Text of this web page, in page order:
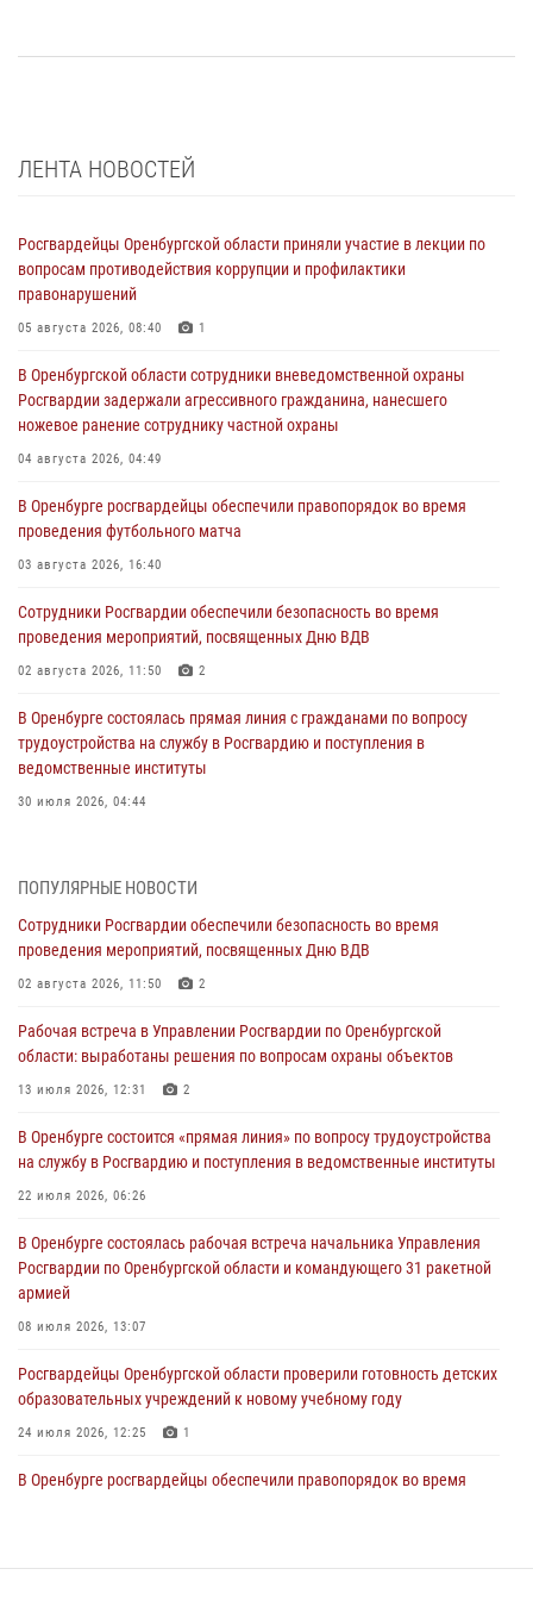
ЛЕНТА НОВОСТЕЙ
Росгвардейцы Оренбургской области приняли участие в лекции по
вопросам противодействия коррупции и профилактики
правонарушений
05 августа 2026, 08:40 1
В Оренбургской области сотрудники вневедомственной охраны
Росгвардии задержали агрессивного гражданина, нанесшего
ножевое ранение сотруднику частной охраны
04 августа 2026, 04:49
В Оренбурге росгвардейцы обеспечили правопорядок во время
проведения футбольного матча
03 августа 2026, 16:40
Сотрудники Росгвардии обеспечили безопасность во время
проведения мероприятий, посвященных Дню ВДВ
02 августа 2026, 11:50 2
В Оренбурге состоялась прямая линия с гражданами по вопросу
трудоустройства на службу в Росгвардию и поступления в
ведомственные институты
30 июля 2026, 04:44
28 июля 2026, 09:41 1
Росгвардейцы обеспечили правопорядок на праздновании Дня
ВМФ в Оренбурге
27 июля 2026, 14:36 2
Росгвардейцы предотвратили трагедию: спасен мужчина в тяжелой
жизненной ситуации (ВИДЕО)
26 июля 2026, 14:45 1
Росгвардейцы Оренбургской области проверили готовность детских
образовательных учреждений к новому учебному году
24 июля 2026, 12:25
При силовой поддержке ОМОН «Кобра» Росгвардии в Оренбурге
проведён рейд по строительным объектам
23 июля 2026, 10:47
ПОПУЛЯРНЫЕ НОВОСТИ
Сотрудники Росгвардии обеспечили безопасность во время
проведения мероприятий, посвященных Дню ВДВ
02 августа 2026, 11:50 2
Рабочая встреча в Управлении Росгвардии по Оренбургской
области: выработаны решения по вопросам охраны объектов
13 июля 2026, 12:31 2
В Оренбурге состоится «прямая линия» по вопросу трудоустройства
на службу в Росгвардию и поступления в ведомственные институты
22 июля 2026, 06:26
В Оренбурге состоялась рабочая встреча начальника Управления
Росгвардии по Оренбургской области и командующего 31 ракетной
армией
08 июля 2026, 13:07
Росгвардейцы Оренбургской области проверили готовность детских
образовательных учреждений к новому учебному году
24 июля 2026, 12:25 1
В Оренбурге росгвардейцы обеспечили правопорядок во время